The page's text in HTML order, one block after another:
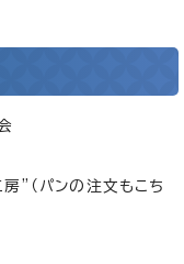
（パンの注文もこち